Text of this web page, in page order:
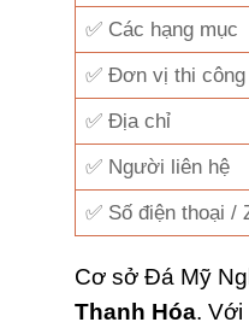
✅ Các hạng mục
✅ Đơn vị thi công
✅ Địa chỉ
✅ Người liên hệ
✅ Số điện thoại /
Cơ sở Đá Mỹ
Thanh Hóa.